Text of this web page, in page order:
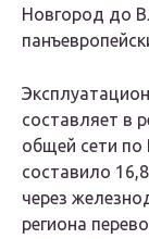
Новгород до
составляет в
общей сети по
составило
через
региона